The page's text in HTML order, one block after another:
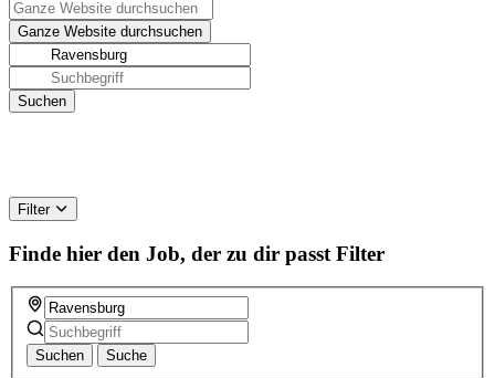
Filter
Finde hier den Job, der zu dir passt Filter
Suchen Suche